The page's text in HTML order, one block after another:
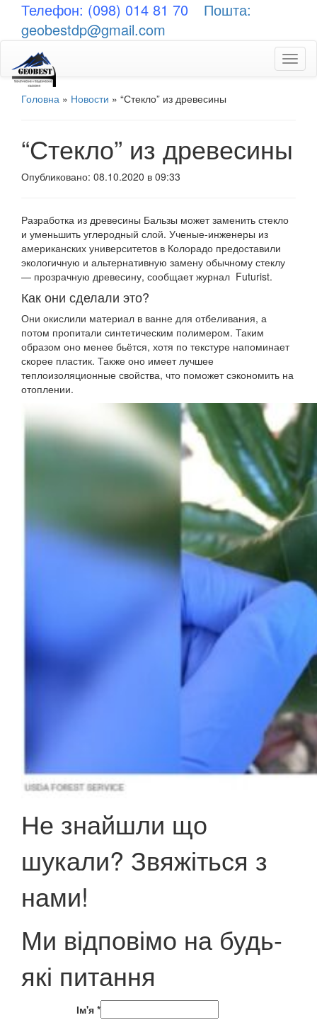
Телефон: (098) 014 81 70
Пошта:
geobestdp@gmail.com
Головна » Новости » “Стекло” из древесины
“Стекло” из древесины
Опубликовано: 08.10.2020 в 09:33
Разработка из древесины Бальзы может заменить стекло
и уменьшить углеродный слой. Ученые-инженеры из
американских университетов в Колорадо предоставили
экологичную и альтернативную замену обычному стеклу
— прозрачную древесину, сообщает журнал Futurist.
Как они сделали это?
Они окислили материал в ванне для отбеливания, а
потом пропитали синтетическим полимером. Таким
образом оно менее бьётся, хотя по текстуре напоминает
скорее пластик. Также оно имеет лучшее
теплоизоляционные свойства, что поможет сэкономить на
отоплении.
Не знайшли що
шукали? Звяжіться з
нами!
Ми відповімо на будь-
які питання
Ім'я *